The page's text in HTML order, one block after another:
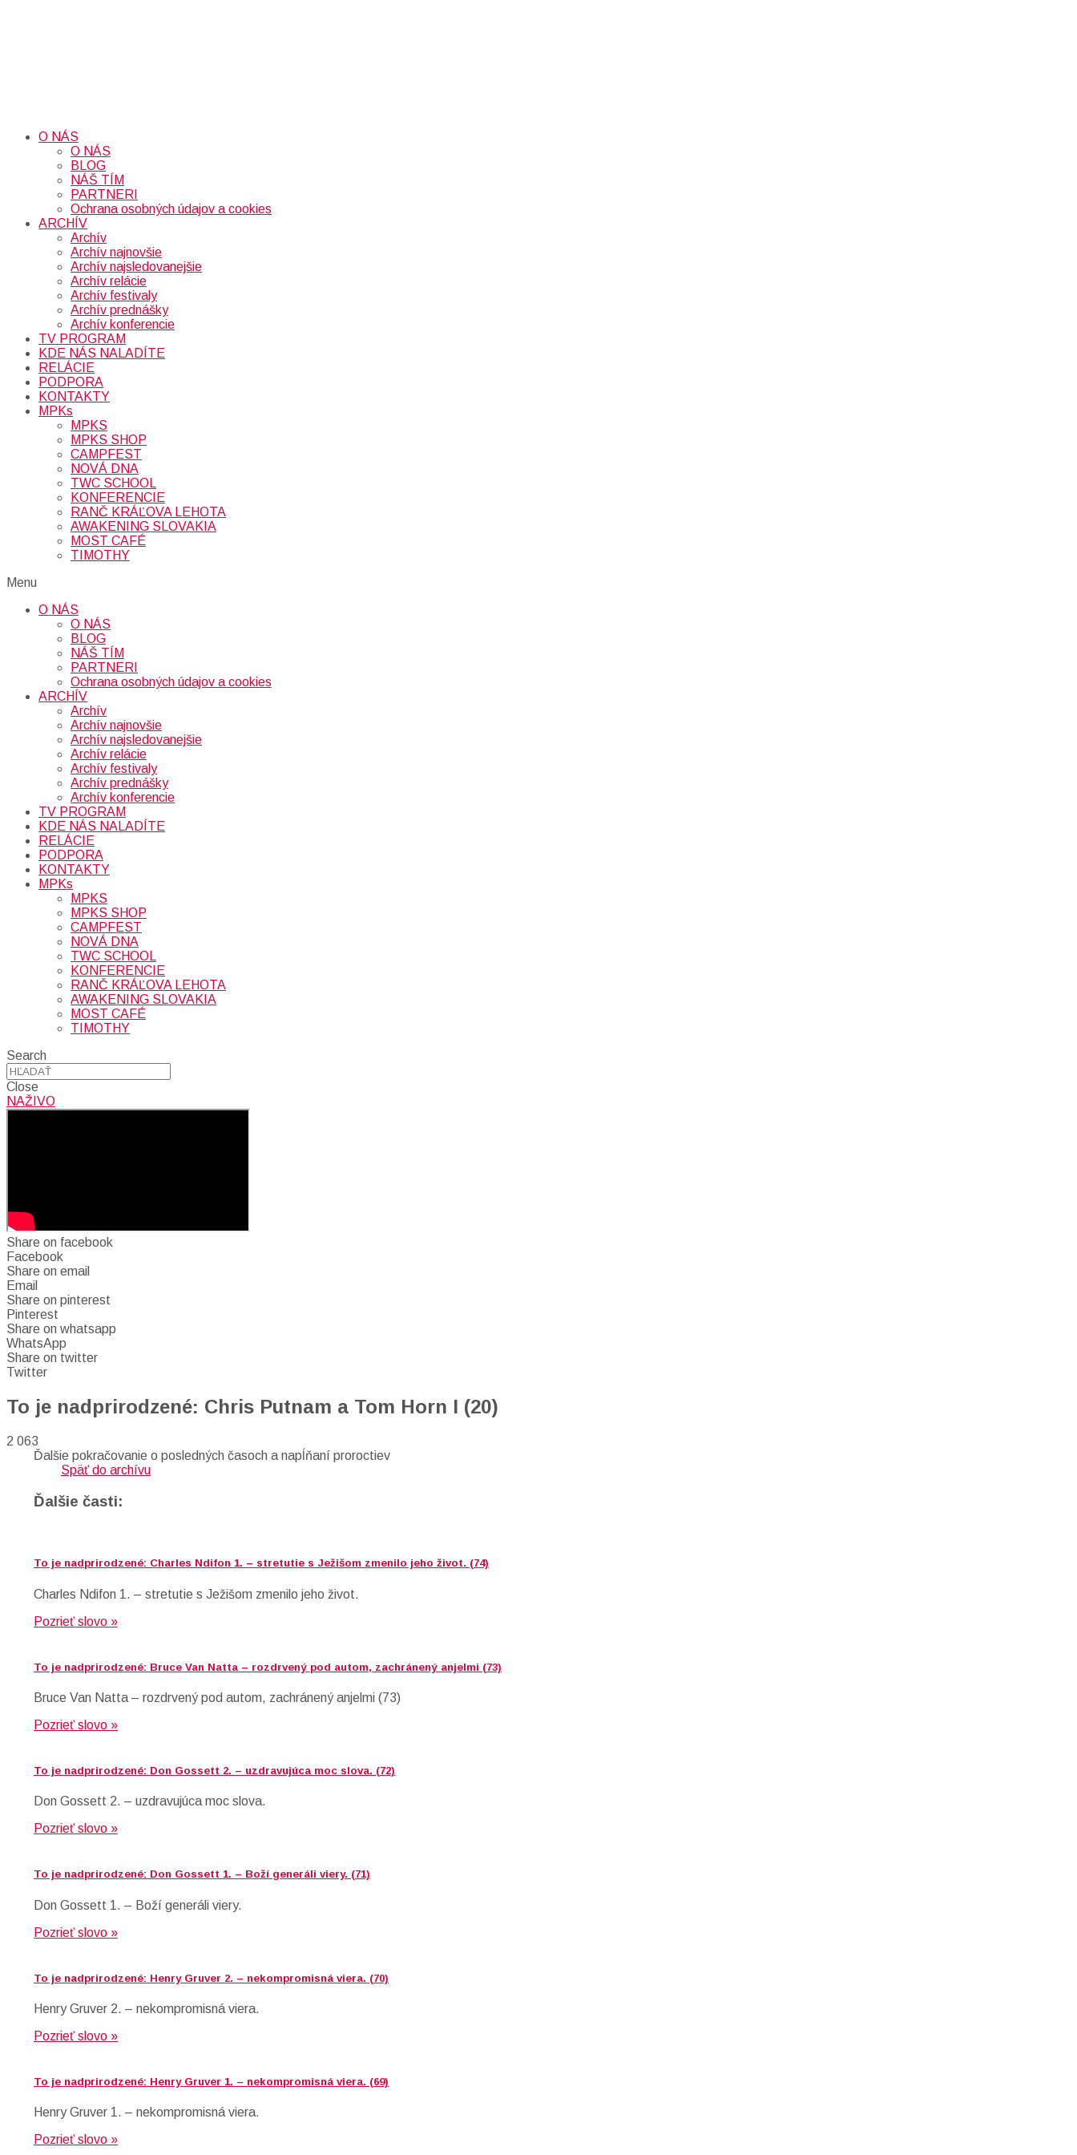
O NÁS
O NÁS
BLOG
NÁŠ TÍM
PARTNERI
Ochrana osobných údajov a cookies
ARCHÍV
Archív
Archív najnovšie
Archív najsledovanejšie
Archív relácie
Archív festivaly
Archív prednášky
Archív konferencie
TV PROGRAM
KDE NÁS NALADÍTE
RELÁCIE
PODPORA
KONTAKTY
MPKs
MPKS
MPKS SHOP
CAMPFEST
NOVÁ DNA
TWC SCHOOL
KONFERENCIE
RANČ KRÁĽOVA LEHOTA
AWAKENING SLOVAKIA
MOST CAFÉ
TIMOTHY
Menu
O NÁS
O NÁS
BLOG
NÁŠ TÍM
PARTNERI
Ochrana osobných údajov a cookies
ARCHÍV
Archív
Archív najnovšie
Archív najsledovanejšie
Archív relácie
Archív festivaly
Archív prednášky
Archív konferencie
TV PROGRAM
KDE NÁS NALADÍTE
RELÁCIE
PODPORA
KONTAKTY
MPKs
MPKS
MPKS SHOP
CAMPFEST
NOVÁ DNA
TWC SCHOOL
KONFERENCIE
RANČ KRÁĽOVA LEHOTA
AWAKENING SLOVAKIA
MOST CAFÉ
TIMOTHY
Search
Close
NAŽIVO
Share on facebook
Facebook
Share on email
Email
Share on pinterest
Pinterest
Share on whatsapp
WhatsApp
Share on twitter
Twitter
To je nadprirodzené: Chris Putnam a Tom Horn I (20)
2 063
Ďalšie pokračovanie o posledných časoch a napĺňaní proroctiev
Späť do archívu
Ďalšie časti:
To je nadprirodzené: Charles Ndifon 1. – stretutie s Ježišom zmenilo jeho život. (74)
Charles Ndifon 1. – stretutie s Ježišom zmenilo jeho život.
Pozrieť slovo »
To je nadprirodzené: Bruce Van Natta – rozdrvený pod autom, zachránený anjelmi (73)
Bruce Van Natta – rozdrvený pod autom, zachránený anjelmi (73)
Pozrieť slovo »
To je nadprirodzené: Don Gossett 2. – uzdravujúca moc slova. (72)
Don Gossett 2. – uzdravujúca moc slova.
Pozrieť slovo »
To je nadprirodzené: Don Gossett 1. – Boží generáli viery. (71)
Don Gossett 1. – Boží generáli viery.
Pozrieť slovo »
To je nadprirodzené: Henry Gruver 2. – nekompromisná viera. (70)
Henry Gruver 2. – nekompromisná viera.
Pozrieť slovo »
To je nadprirodzené: Henry Gruver 1. – nekompromisná viera. (69)
Henry Gruver 1. – nekompromisná viera.
Pozrieť slovo »